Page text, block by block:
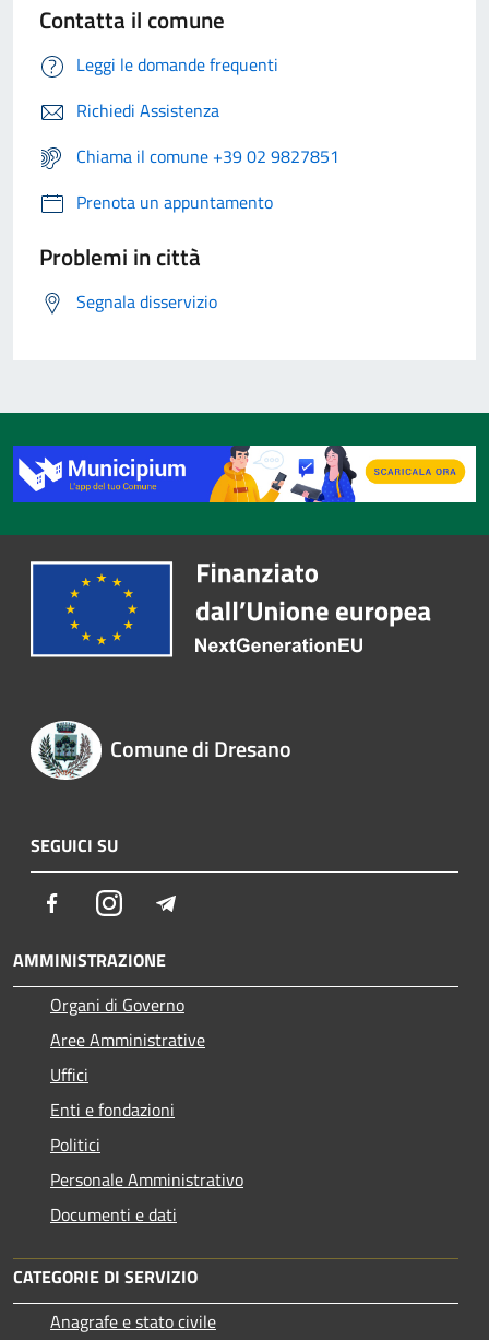
Contatta il comune
Leggi le domande frequenti
Richiedi Assistenza
Chiama il comune +39 02 9827851
Prenota un appuntamento
Problemi in città
Segnala disservizio
Comune di Dresano
SEGUICI SU
FacebookInstagram
AMMINISTRAZIONE
Organi di Governo
Aree Amministrative
Uffici
Enti e fondazioni
Politici
Personale Amministrativo
Documenti e dati
CATEGORIE DI SERVIZIO
Anagrafe e stato civile